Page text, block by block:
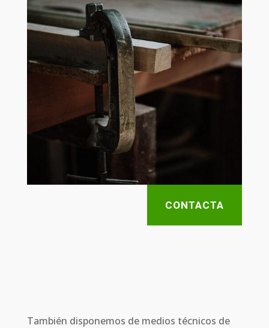
CONTACTA
También disponemos de medios técnicos de